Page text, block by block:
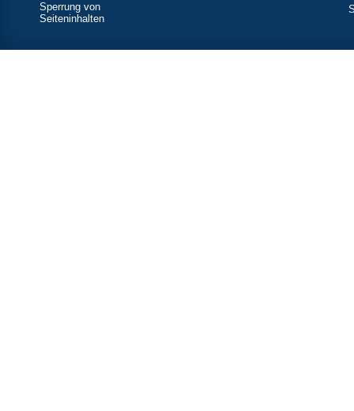
Sperrung von
Seiteninhalten